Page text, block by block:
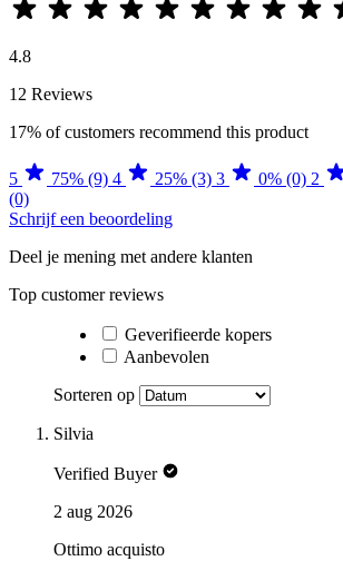
4.8
12 Reviews
17% of customers recommend this product
5 75% (9) 4 25% (3) 3 0% (0) 2
(0)
Schrijf een beoordeling
Deel je mening met andere klanten
Top customer reviews
Geverifieerde kopers
Aanbevolen
Sorteren op
Silvia
Verified Buyer
2 aug 2026
Ottimo acquisto